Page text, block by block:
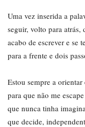
Uma vez inserida a
seguir, volto para atrás,
acabo de escrever e se
para a frente e dois
Estou sempre a
para que não me
que nunca tinha
que decide,